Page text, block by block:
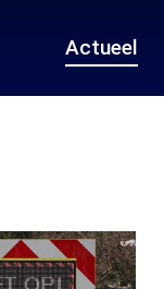
Actueel